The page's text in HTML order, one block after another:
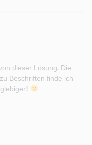
dieser Lösung. Die
Beschriften finde ich